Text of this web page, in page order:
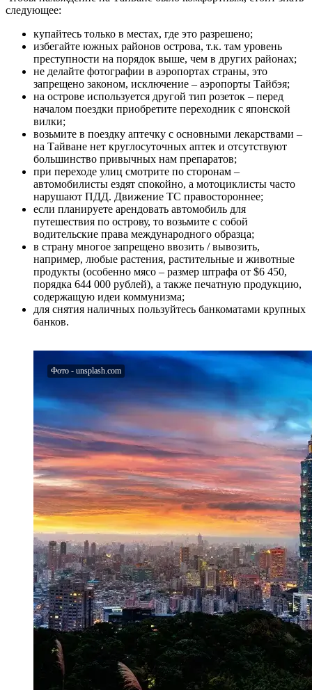
следующее:
купайтесь только в местах, где это разрешено;
избегайте южных районов острова, т.к. там уровень
преступности на порядок выше, чем в других районах;
не делайте фотографии в аэропортах страны, это
запрещено законом, исключение – аэропорты Тайбэя;
на острове используется другой тип розеток – перед
началом поездки приобретите переходник с японской
вилки;
возьмите в поездку аптечку с основными лекарствами –
на Тайване нет круглосуточных аптек и отсутствуют
большинство привычных нам препаратов;
при переходе улиц смотрите по сторонам –
автомобилисты ездят спокойно, а мотоциклисты часто
нарушают ПДД. Движение ТС правостороннее;
если планируете арендовать автомобиль для
путешествия по острову, то возьмите с собой
водительские права международного образца;
в страну многое запрещено ввозить / вывозить,
например, любые растения, растительные и животные
продукты (особенно мясо – размер штрафа от $6 450,
порядка 644 000 рублей), а также печатную продукцию,
содержащую идеи коммунизма;
для снятия наличных пользуйтесь банкоматами крупных
банков.